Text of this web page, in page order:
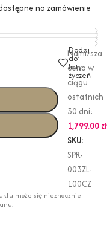
na zamówienie
Dodaj
do
listy
życzeń
Najniższa
cena w
ciągu
ostatnich
30 dni:
1,799.00 zł
SKU:
SPR-
003ZL-
100CZ
może się nieznacznie